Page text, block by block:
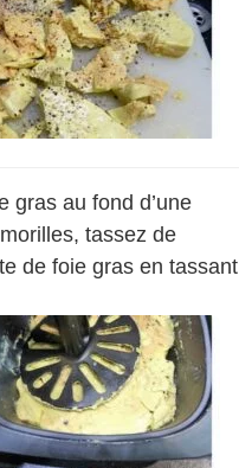
gras au fond d’une
tassez de
de foie gras en tassant